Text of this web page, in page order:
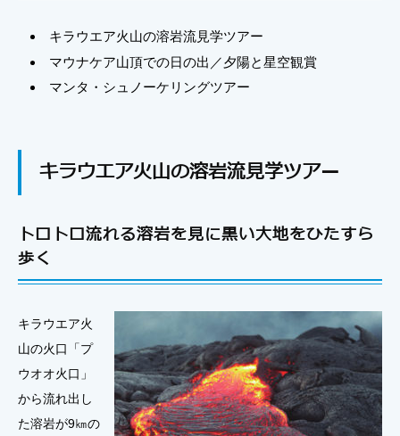
キラウエア火山の溶岩流見学ツアー
マウナケア山頂での日の出／夕陽と星空観賞
マンタ・シュノーケリングツアー
キラウエア火山の溶岩流見学ツアー
トロトロ流れる溶岩を見に黒い大地をひたすら
歩く
キラウエア火
山の火口「プ
ウオオ火口」
から流れ出し
た溶岩が9㎞の